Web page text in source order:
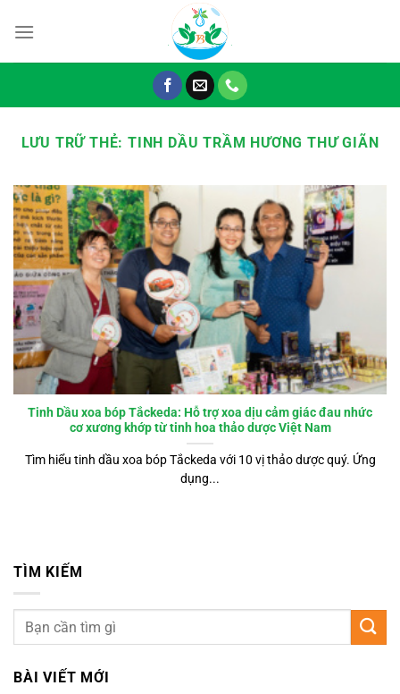
đến
LƯU TRỮ THẺ: TINH DẦU TRẦM HƯƠNG THƯ GIÃN
Tinh Dầu xoa bóp Tắckeda: Hỗ trợ xoa dịu cảm giác đau nhức
cơ xương khớp từ tinh hoa thảo dược Việt Nam
Tìm hiểu tinh dầu xoa bóp Tắckeda với 10 vị thảo dược quý. Ứng
dụng...
TÌM KIẾM
BÀI VIẾT MỚI